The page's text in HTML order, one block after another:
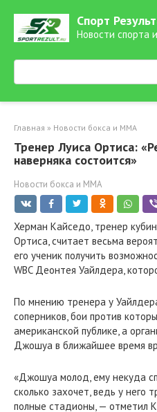
контенту
Спорт
Новости спорта
Поиск:
Главная » Новости бокса и ММА
Тренер Луиса Ортиса:
наверняка состоится»
Новости бокса и ММА
Херман Кайседо, тренер
Ортиса, считает весьма
его ученик получить
WBC Деонтея Уайлдера,
По мнению тренера у
соперников, бои против
американской публике, а
Джошуа в ближайшее время
«Джошуа молод, ему некуда
сколько захочет, ведь у него
полные стадионы, — отметил